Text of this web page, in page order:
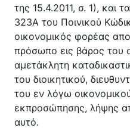
της 15.4.2011, σ. 1), και
323Α του Ποινικού
οικονομικός φορέας
πρόσωπο εις βάρος του
αμετάκλητη
του διοικητικού,
του εν λόγω
εκπροσώπησης, λήψης
αυτό.